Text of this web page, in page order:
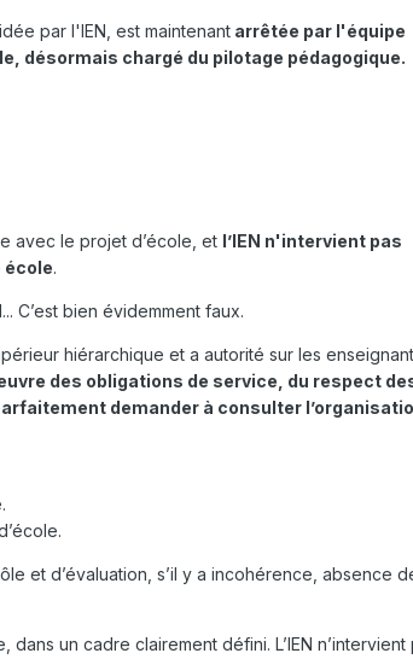
par l'IEN, est maintenant arrêtée par l'équipe
désormais chargé du pilotage pédagogique.
avec le projet d’école, et l’IEN n'intervient pas
école.
C’est bien évidemment faux.
hiérarchique et a autorité sur les
des obligations de service, du respect
demander à consulter
et d’évaluation, s’il y a incohérence, absence
un cadre clairement défini. L’IEN n’intervient